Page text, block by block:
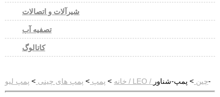
شیرآلات و اتصالات
تصفیه آب
کاتالوگ
خانه > پمپ > پمپ های چینی > پمپ لیو / LEO / چین> پمپ-شناور-